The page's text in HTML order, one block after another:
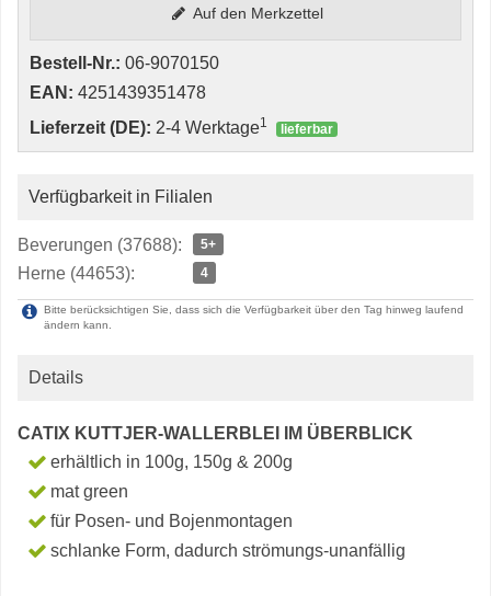
Auf den Merkzettel
Bestell-Nr.: 06-9070150
EAN: 4251439351478
Lieferzeit (DE): 2-4 Werktage1 lieferbar
Verfügbarkeit in Filialen
Beverungen (37688): 5+
Herne (44653): 4
Bitte berücksichtigen Sie, dass sich die Verfügbarkeit über den Tag hinweg laufend
ändern kann.
Details
CATIX KUTTJER-WALLERBLEI IM ÜBERBLICK
erhältlich in 100g, 150g & 200g
mat green
für Posen- und Bojenmontagen
schlanke Form, dadurch strömungs-unanfällig